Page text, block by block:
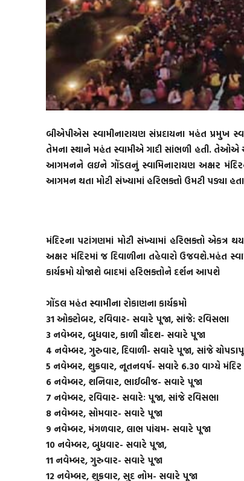
બીએપીએસ સ્વામીનારાયણ સંપ્રદાયના મહંત પ્રમુખ
તેમના સ્થાને મહંત સ્વામીએ ગાદી સાંભળી હતી.
આગમનને લઇને ગોંડલનું સ્વામિનારાયણ અક્ષર
આગમન થતા મોટી સંખ્યામાં હરિભક્તો ઉમટી પડ્યા
મંદિરના પટાંગણમાં મોટી સંખ્યામાં હરિભક્તો
અક્ષર મંદિરમાં જ દિવાળીના તહેવારો ઉજવશે.મહંત
કાર્યક્રમો યોજાશે બાદમાં હરિભક્તોને દર્શન આપશે
ગોંડલ મહંત સ્વામીના રોકાણના કાર્યક્રમો
31 ઓક્ટોબર, રવિવાર- સવારે પૂજા, સાંજે: રવિસભા
3 નવેમ્બર, બુધવાર, કાળી ચૌદશ- સવારે પૂજા
4 નવેમ્બર, ગુરુવાર, દિવાળી- સવારે પૂજા, સાંજે
5 નવેમ્બર, શુક્રવાર, નૂતનવર્ષ- સવારે 6.30 વાગ્યે
6 નવેમ્બર, શનિવાર, ભાઈબીજ- સવારે પૂજા
7 નવેમ્બર, રવિવાર- સવારેઃ પૂજા, સાંજે રવિસભા
8 નવેમ્બર, સોમવાર- સવારે પૂજા
9 નવેમ્બર, મંગળવાર, લાભ પાંચમ- સવારે પૂજા
10 નવેમ્બર, બુધવાર- સવારે પૂજા,
11 નવેમ્બર, ગુરુવાર- સવારે પૂજા
12 નવેમ્બર, શુક્રવાર, સુદ નોમ- સવારે પૂજા